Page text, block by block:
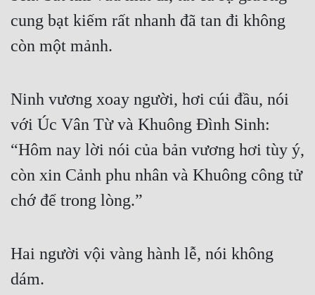
cung bạt kiếm rất nhanh đã tan đi không
còn một mảnh.
Ninh vương xoay người, hơi cúi đầu, nói
với Úc Vân Từ và Khuông Đình Sinh:
“Hôm nay lời nói của bản vương hơi tùy ý,
còn xin Cảnh phu nhân và Khuông công tử
chớ để trong lòng.”
Hai người vội vàng hành lễ, nói không
dám.